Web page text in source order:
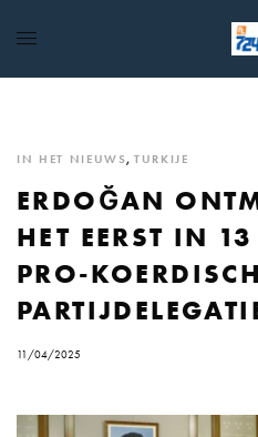
IN HET NIEUWS, TURKIJE
ERDOĞAN
HET EERST IN
PRO-
11/04/2025